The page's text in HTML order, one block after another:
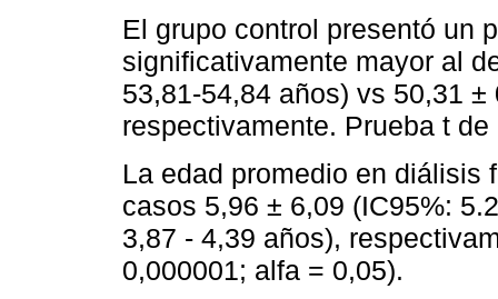
El grupo control presentó un
significativamente mayor al
53,81-54,84 años) vs 50,31
respectivamente. Prueba t
La edad promedio en diálisis
casos 5,96 ± 6,09 (IC95%:
3,87 - 4,39 años),
0,000001; alfa = 0,05).